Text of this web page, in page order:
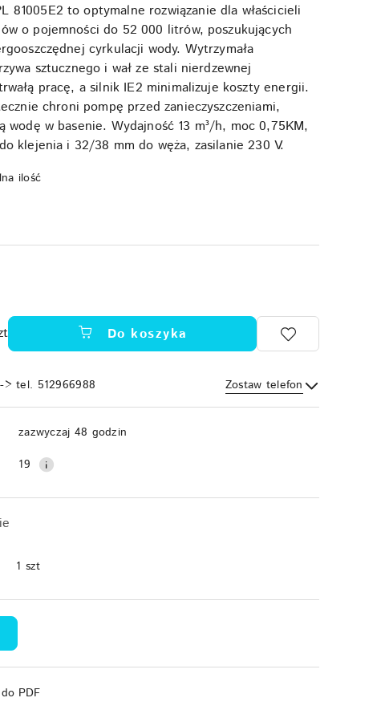
81005E2 to optymalne rozwiązanie dla właścicieli
o pojemności do 52 000 litrów, poszukujących
cyrkulacji wody. Wytrzymała
sztucznego i wał ze stali nierdzewnej
pracę, a silnik IE2 minimalizuje koszty energii.
chroni pompę przed zanieczyszczeniami,
wodę w basenie. Wydajność 13 m³/h, moc 0,75KM,
klejenia i 32/38 mm do węża, zasilanie 230 V.
ilość
Do koszyka
tel. 512966988 Zostaw telefon
Wyślij
zazwyczaj 48 godzin
19
1 szt
PDF